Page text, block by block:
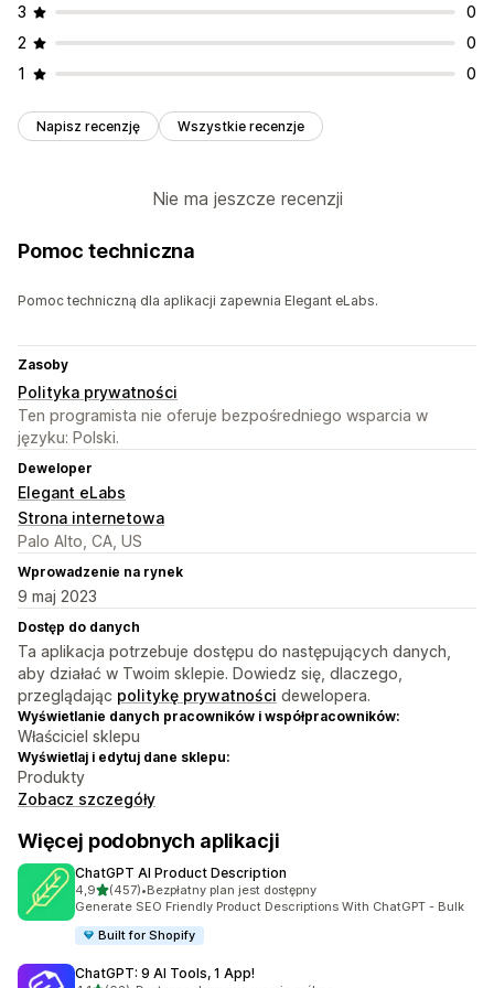
3
0
2
0
1
0
Napisz recenzję Wszystkie recenzje
Nie ma jeszcze recenzji
Pomoc techniczna
Pomoc techniczną dla aplikacji zapewnia Elegant eLabs.
Zasoby
Polityka prywatności
Ten programista nie oferuje bezpośredniego wsparcia w
języku: Polski.
Deweloper
Elegant eLabs
Strona internetowa
Palo Alto, CA, US
Wprowadzenie na rynek
9 maj 2023
Dostęp do danych
Ta aplikacja potrzebuje dostępu do następujących danych,
aby działać w Twoim sklepie. Dowiedz się, dlaczego,
przeglądając politykę prywatności dewelopera.
Wyświetlanie danych pracowników i współpracowników:
Właściciel sklepu
Wyświetlaj i edytuj dane sklepu:
Produkty
Zobacz szczegóły
Więcej podobnych aplikacji
ChatGPT AI Product Description
4,9na 5 gwiazdek
(457)
Łączna liczba recenzji: 457
•Bezpłatny plan jest dostępny
Generate SEO Friendly Product Descriptions With ChatGPT - Bulk
Built for Shopify
ChatGPT: 9 AI Tools, 1 App!